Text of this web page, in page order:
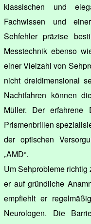
klassischen und
Fachwissen und
Sehfehler präzise
Messtechnik ebenso
einer Vielzahl von
nicht dreidimensional
Nachtfahren können
Müller. Der erfahrene
Prismenbrillen
der optischen
„AMD“.
Um Sehprobleme
er auf gründliche
empfiehlt er
Neurologen. Die